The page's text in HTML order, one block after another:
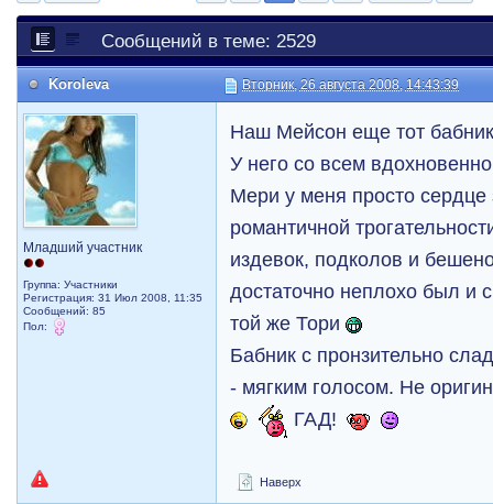
Сообщений в теме: 2529
Koroleva Вторник, 26 августа 2008, 14:43:39
Младший участник
Группа: Участники
Регистрация: 31 Июл 2008, 11:35
Сообщений: 85
Пол:
Наш Мейсон еще тот
У него со всем
Мери у меня просто сердце
романтичной
издевок, подколов и
достаточно неплохо был и
той же Тори
Бабник с пронзительно
- мягким голосом. Не
ГАД!
Наверх